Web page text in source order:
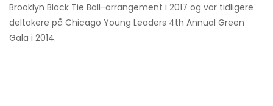
Brooklyn Black Tie Ball-arrangement i 2017 og var tidligere
deltakere på Chicago Young Leaders 4th Annual Green
Gala i 2014.